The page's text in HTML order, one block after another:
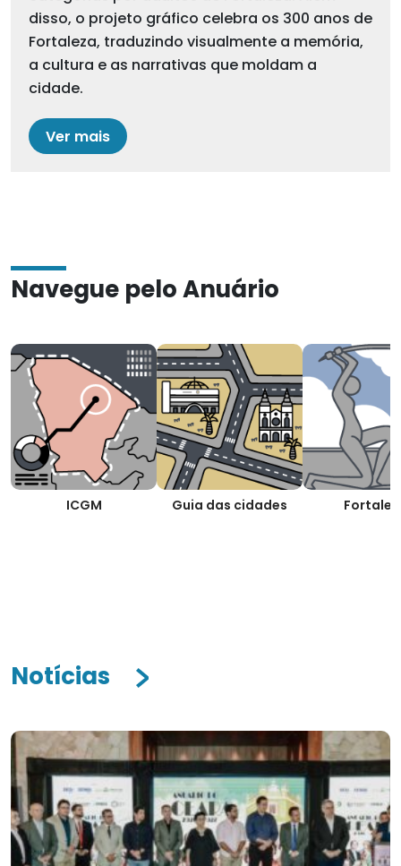
disso, o projeto gráfico celebra os 300 anos de
Fortaleza, traduzindo visualmente a memória,
a cultura e as narrativas que moldam a
cidade.
Ver mais
Navegue pelo Anuário
ICGM Guia das cidades
Notícias